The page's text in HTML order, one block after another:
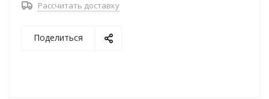
семьей из трех человек.
покрытия защищает смесители и душевые
Рассчитать доставку
Поделиться